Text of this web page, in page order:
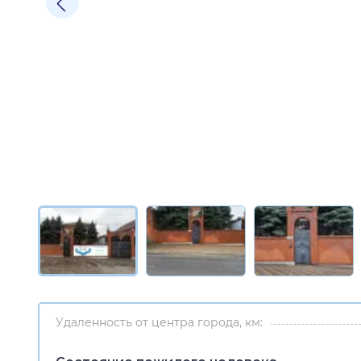
Удаленность от центра города, км: